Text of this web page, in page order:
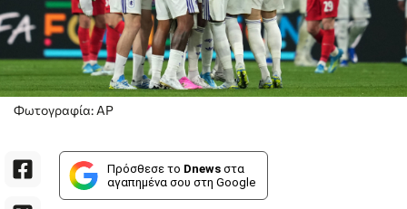
Φωτογραφία: AP
Πρόσθεσε το Dnews στα
αγαπημένα σου στη Google